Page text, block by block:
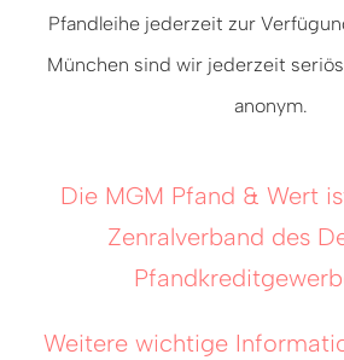
Pfandleihe jederzeit zur
München sind wir jederzeit
anonym.
Die MGM Pfand & Wert
Zenralverband des
Weitere wichtige